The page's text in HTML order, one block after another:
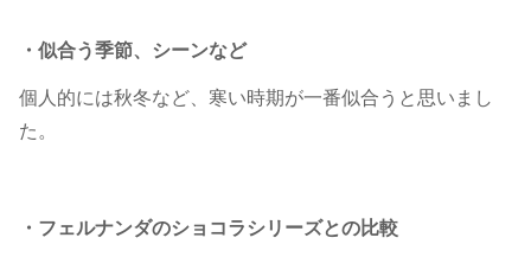
・似合う季節、シーンなど
個人的には秋冬など、寒い時期が一番似合うと思いまし
た。
・フェルナンダのショコラシリーズとの比較